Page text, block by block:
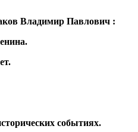
Владимир Павлович :
событиях.